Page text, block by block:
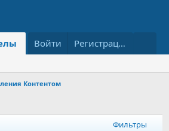
Что нового Ресурсы
Войти Регистрация
Контентом
Фильтры